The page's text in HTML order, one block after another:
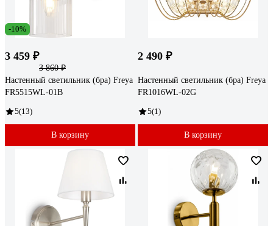
-10%
3 459 ₽
3 860 ₽
Настенный светильник (бра) Freya
FR5515WL-01B
5(13)
В корзину
2 490 ₽
Настенный светильник (бра) Freya
FR1016WL-02G
5(1)
В корзину